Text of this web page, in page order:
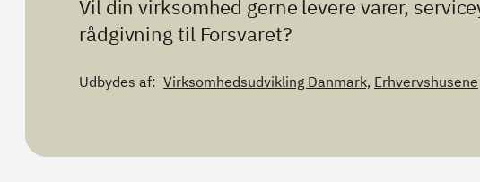
Vil din virksomhed gerne levere varer,
rådgivning til Forsvaret?
Udbydes af: Virksomhedsudvikling Danmark, Erhvervshusene